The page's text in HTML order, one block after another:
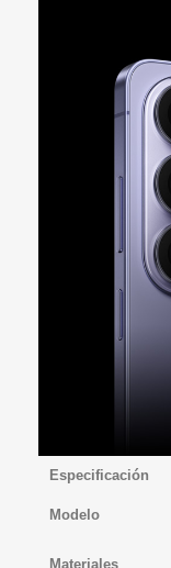
Especificación
Modelo
Materiales